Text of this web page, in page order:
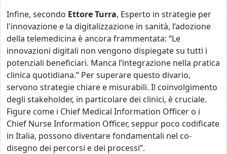
Infine, secondo Ettore Turra, Esperto in strategie per
l'innovazione e la digitalizzazione in sanità, l’adozione
della telemedicina è ancora frammentata: “Le
innovazioni digitali non vengono dispiegate su tutti i
potenziali beneficiari. Manca l’integrazione nella pratica
clinica quotidiana.” Per superare questo divario,
servono strategie chiare e misurabili. Il coinvolgimento
degli stakeholder, in particolare dei clinici, è cruciale.
Figure come i Chief Medical Information Officer o i
Chief Nurse Information Officer, seppur poco codificate
in Italia, possono diventare fondamentali nel co-
disegno dei percorsi e dei processi”.